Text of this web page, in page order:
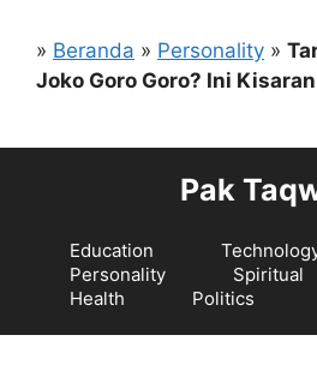
» Beranda » Personality »
Joko Goro Goro? Ini
Pak
Education
Personality
Spiritual
Health
Politics